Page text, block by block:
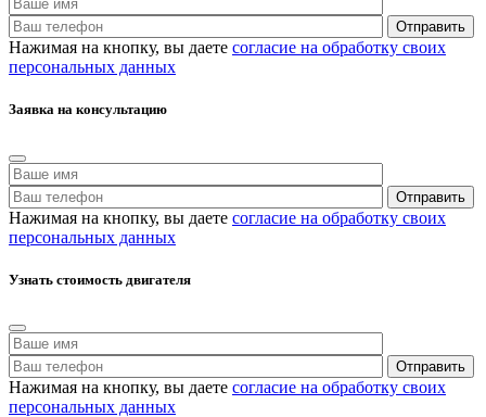
Нажимая на кнопку, вы даете согласие на обработку своих
персональных данных
Заявка на консультацию
Нажимая на кнопку, вы даете согласие на обработку своих
персональных данных
Узнать стоимость двигателя
Нажимая на кнопку, вы даете согласие на обработку своих
персональных данных